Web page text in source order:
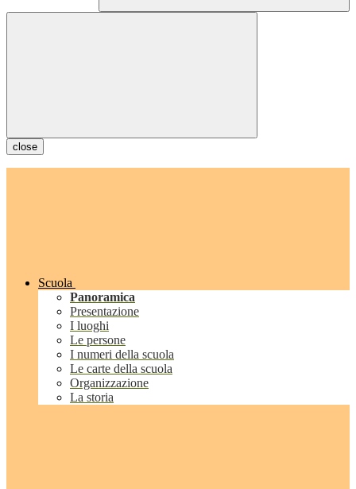
close
Scuola
Panoramica
Presentazione
I luoghi
Le persone
I numeri della scuola
Le carte della scuola
Organizzazione
La storia